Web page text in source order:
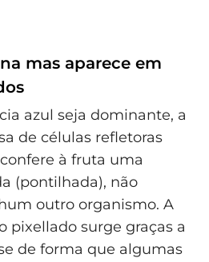
mas aparece em
azul seja dominante, a
de células refletoras
à fruta uma
(pontilhada), não
outro organismo. A
pixellado surge graças a
de forma que algumas